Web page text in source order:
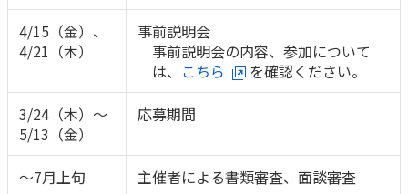
4/15（金）、
4/21（木）
事前説明会
事前説明会の内容、参加について
は、 こちら
を確認ください。
3/24（木）～
5/13（金）
応募期間
～7月上旬
主催者による書類審査、面談審査